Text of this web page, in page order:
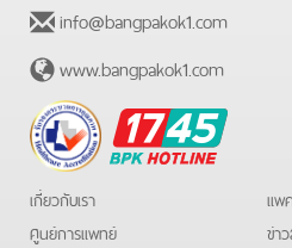
info@bangpakok1.com
www.bangpakok1.com
BPK
Hotline
เกี่ยวกับเรา
ศูนย์การแพทย์
แพ
ข่า